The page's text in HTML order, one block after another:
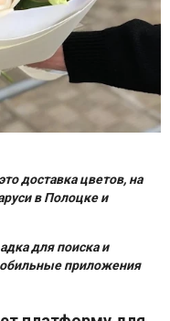
доставка цветов, на
в Полоцке и
для поиска и
приложения